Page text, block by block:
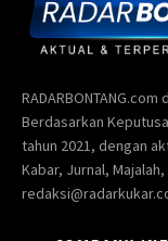
RADARBONTANG.com
Berdasarkan
tahun 2021, dengan
Kabar, Jurnal,